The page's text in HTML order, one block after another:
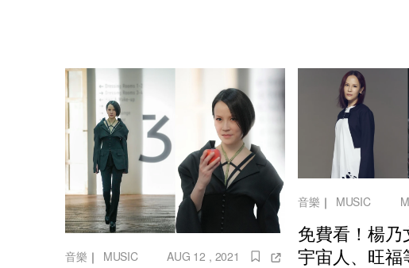
音樂 ｜ MUSIC AUG 12 , 2021
音樂 ｜ MUSIC
免費看！楊乃
宇宙人、旺